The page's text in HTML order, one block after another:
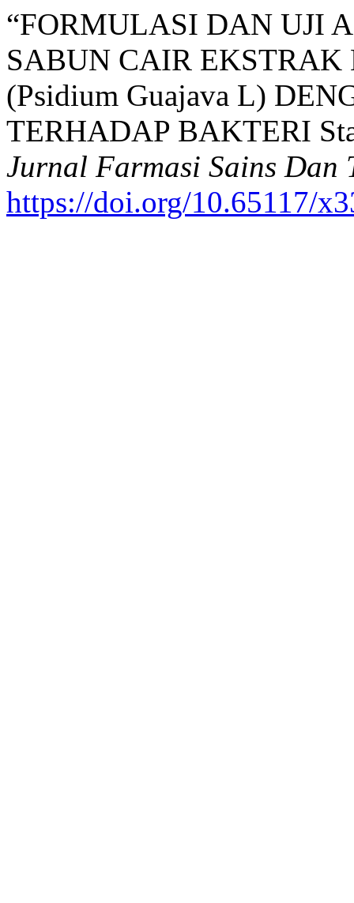
“FORMULASI DAN UJI
SABUN CAIR
(Psidium Guajava L)
TERHADAP BAKTERI
Jurnal Farmasi Sains Dan
https://doi.org/10.65117/